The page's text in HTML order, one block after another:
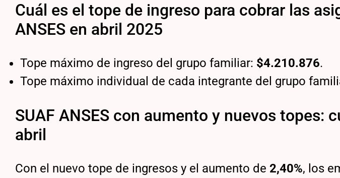
Cuál es el tope de ingreso para cobrar las
ANSES en abril 2025
Tope máximo de ingreso del grupo familiar: $4.210.876.
Tope máximo individual de cada integrante del grupo
SUAF ANSES con aumento y nuevos topes:
abril
Con el nuevo tope de ingresos y el aumento de 2,40%, los